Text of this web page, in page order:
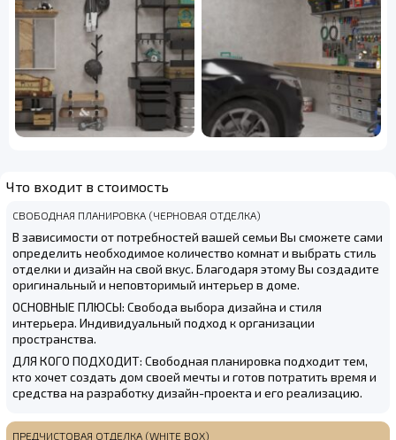
Что входит в стоимость
СВОБОДНАЯ ПЛАНИРОВКА (ЧЕРНОВАЯ ОТДЕЛКА)
В зависимости от потребностей вашей семьи Вы сможете сами
определить необходимое количество комнат и выбрать стиль
отделки и дизайн на свой вкус. Благодаря этому Вы создадите
оригинальный и неповторимый интерьер в доме.
ОСНОВНЫЕ ПЛЮСЫ: Свобода выбора дизайна и стиля
интерьера. Индивидуальный подход к организации
пространства.
ДЛЯ КОГО ПОДХОДИТ: Свободная планировка подходит тем,
кто хочет создать дом своей мечты и готов потратить время и
средства на разработку дизайн-проекта и его реализацию.
ПРЕДЧИСТОВАЯ ОТДЕЛКА (WHITE BOX)